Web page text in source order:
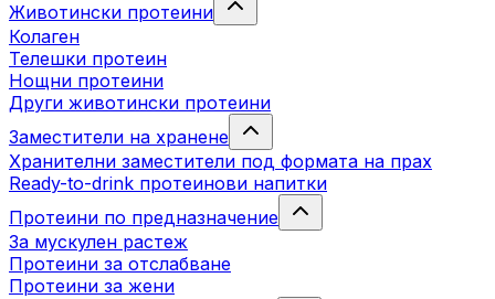
Животински протеини
Колаген
Телешки протеин
Нощни протеини
Други животински протеини
Заместители на хранене
Хранителни заместители под формата на прах
Ready-to-drink протеинови напитки
Протеини по предназначение
За мускулен растеж
Протеини за отслабване
Протеини за жени